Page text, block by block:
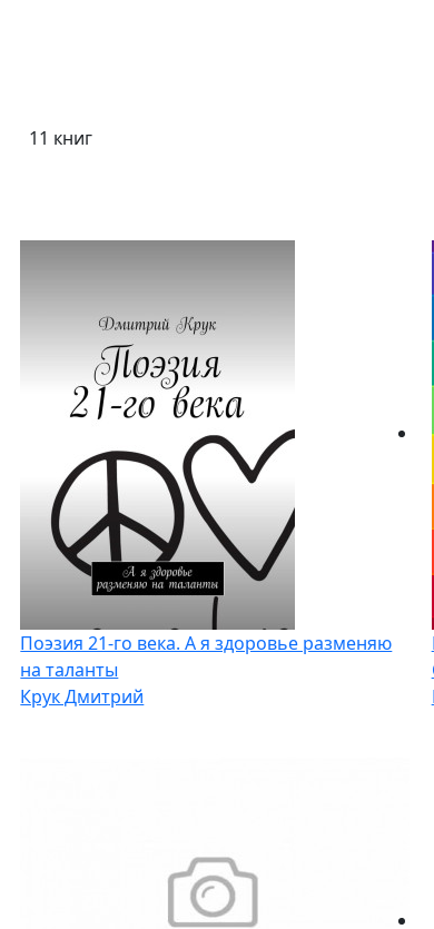
11 книг
Поэзия 21-го века. А я здоровье разменяю
на таланты
Крук Дмитрий